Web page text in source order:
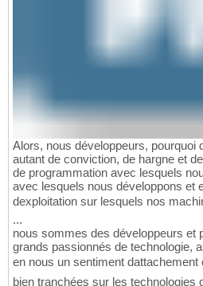
Alors, nous développeurs, pourquoi
autant de conviction, de hargne et
de programmation avec lesquels
avec lesquels nous développons et
dexploitation sur lesquels nos
...
nous sommes des développeurs et
grands passionnés de technologie,
en nous un sentiment
bien tranchées sur les technologies